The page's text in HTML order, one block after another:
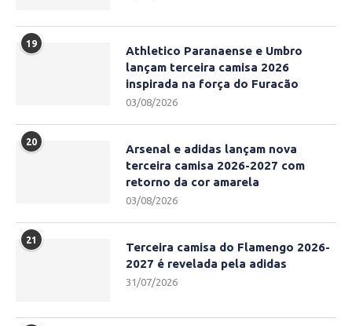
19
Athletico Paranaense e Umbro
lançam terceira camisa 2026
inspirada na força do Furacão
03/08/2026
20
Arsenal e adidas lançam nova
terceira camisa 2026-2027 com
retorno da cor amarela
03/08/2026
21
Terceira camisa do Flamengo 2026-
2027 é revelada pela adidas
31/07/2026